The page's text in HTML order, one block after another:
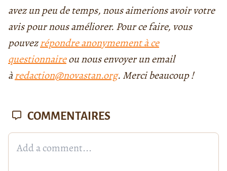
avez un peu de temps, nous aimerions avoir votre
avis pour nous améliorer. Pour ce faire, vous
pouvezrépondre anonymement à ce
questionnaireou nous envoyer un email
àredaction@novastan.org. Merci beaucoup !
COMMENTAIRES